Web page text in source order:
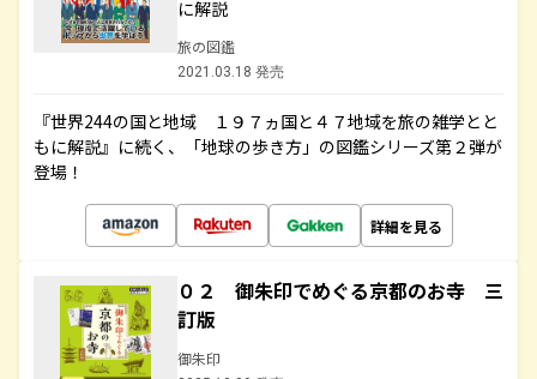
に解説
旅の図鑑
2021.03.18 発売
『世界244の国と地域 １９７ヵ国と４７地域を旅の雑学とと
もに解説』に続く、「地球の歩き方」の図鑑シリーズ第２弾が
登場！
詳細を見る
０２ 御朱印でめぐる京都のお寺 三
訂版
御朱印